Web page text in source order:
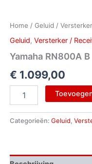
Home / Geluid /
Geluid, Versterker /
Yamaha RN800A B
€ 1.099,00
Categorieën: Geluid,